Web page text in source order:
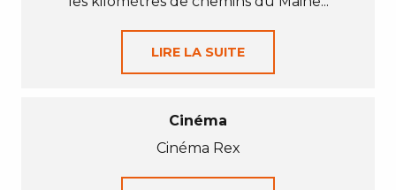
LIRE LA SUITE
Cinéma
Cinéma Rex